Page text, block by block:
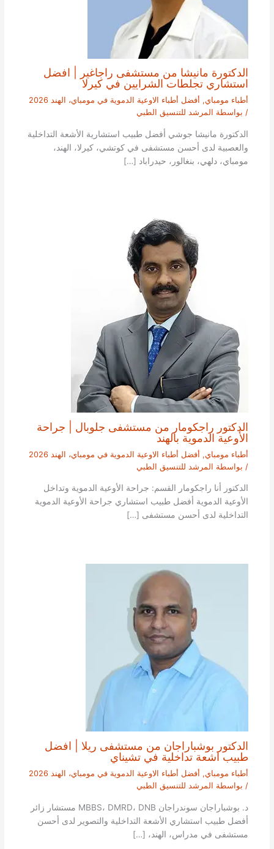
الدكتورة مانيشا من مستشفى راجاغير | افضل
استشاري تجلطات الشرايين في كيرلا
أطباء مومباي, أفضل أطباء الاوعية الدموية في مومباي، الهند 2026
/ بواسطة المرشد للتنسيق الطبي
الدكتورة مانيشا جوشي أفضل طبيب استشارية الأشعة التداخلية
والعصبية لدى أحسن مستشفى في كوتشي، كيرلا، الهند،
مومباي، دلهي، بنغالور، حيدراباد […]
الدكتور راجكومار من مستشفى جلوبال | جراحة
الأوعية الدموية بالهند
أطباء مومباي, أفضل أطباء الاوعية الدموية في مومباي، الهند 2026
/ بواسطة المرشد للتنسيق الطبي
الدكتور أنا راجكومار القسم: جراحة الأوعية الدموية وتداخل
الأوعية الدموية أفضل طبيب استشاري جراحة الأوعية الدموية
التداخلية لدى أحسن مستشفى […]
الدكتور بوشباراجان من مستشفى ريلا | افضل
طبيب اشعة تداخلية في تشيناي
أطباء مومباي, أفضل أطباء الاوعية الدموية في مومباي، الهند 2026
/ بواسطة المرشد للتنسيق الطبي
د. بوشباراجان سوندراجان MBBS، DMRD، DNB مستشار زائر
أفضل طبيب استشاري الأشعة التداخلية والتصوير لدى أحسن
مستشفى في مدراس، الهند، […]